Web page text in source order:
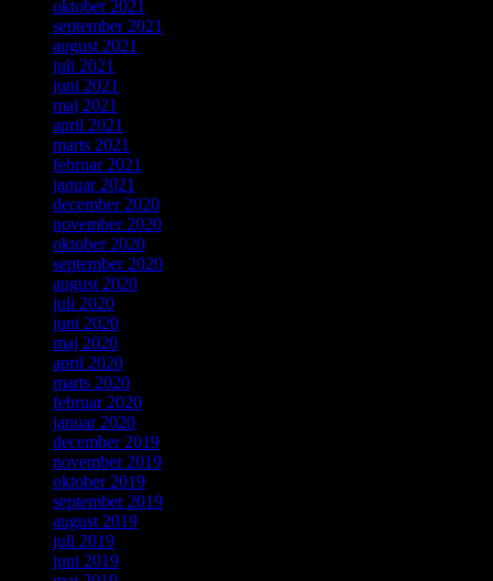
oktober 2021
september 2021
august 2021
juli 2021
juni 2021
maj 2021
april 2021
marts 2021
februar 2021
januar 2021
december 2020
november 2020
oktober 2020
september 2020
august 2020
juli 2020
juni 2020
maj 2020
april 2020
marts 2020
februar 2020
januar 2020
december 2019
november 2019
oktober 2019
september 2019
august 2019
juli 2019
juni 2019